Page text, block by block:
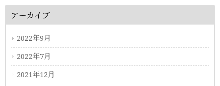
アーカイブ
2022年9月
2022年7月
2021年12月